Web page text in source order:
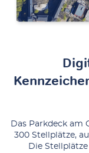
Das Parkdeck am
300 Stellplätze,
Die